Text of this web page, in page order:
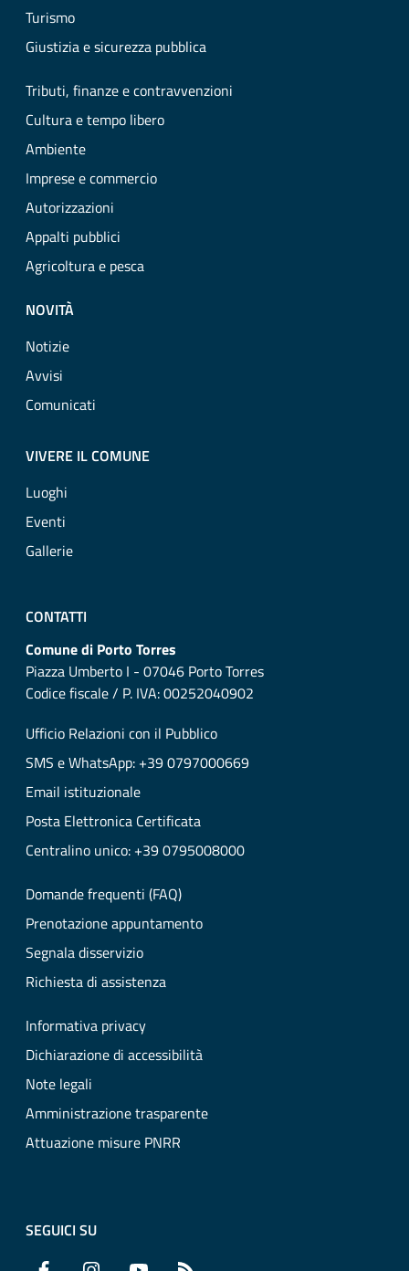
Turismo
Giustizia e sicurezza pubblica
Tributi, finanze e contravvenzioni
Cultura e tempo libero
Ambiente
Imprese e commercio
Autorizzazioni
Appalti pubblici
Agricoltura e pesca
NOVITÀ
Notizie
Avvisi
Comunicati
VIVERE IL COMUNE
Luoghi
Eventi
Gallerie
CONTATTI
Comune di Porto Torres
Piazza Umberto I - 07046 Porto Torres
Codice fiscale / P. IVA: 00252040902
Ufficio Relazioni con il Pubblico
SMS e WhatsApp: +39 0797000669
Email istituzionale
Posta Elettronica Certificata
Centralino unico: +39 0795008000
Domande frequenti (FAQ)
Prenotazione appuntamento
Segnala disservizio
Richiesta di assistenza
Informativa privacy
Dichiarazione di accessibilità
Note legali
Amministrazione trasparente
Attuazione misure PNRR
SEGUICI SU